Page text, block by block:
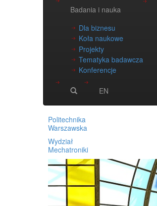
Badania i nauka
Dla biznesu
Koła naukowe
Projekty
Tematyka badawcza
Konferencje
EN
Politechnika
Warszawska
Wydział
Mechatroniki